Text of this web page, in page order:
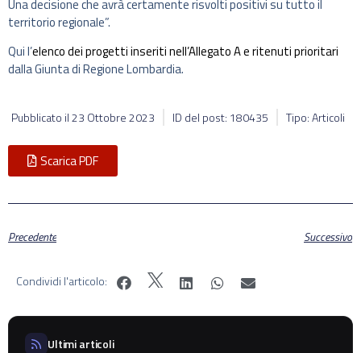
Una decisione che avrà certamente risvolti positivi su tutto il
territorio regionale”.
Qui l’elenco dei progetti inseriti nell’Allegato A e ritenuti prioritari
dalla Giunta di Regione Lombardia.
Pubblicato il23 Ottobre 2023 ID del post: 180435 Tipo: Articoli
Scarica PDF
Precedente Successivo
Condividi l'articolo:
Ultimi articoli